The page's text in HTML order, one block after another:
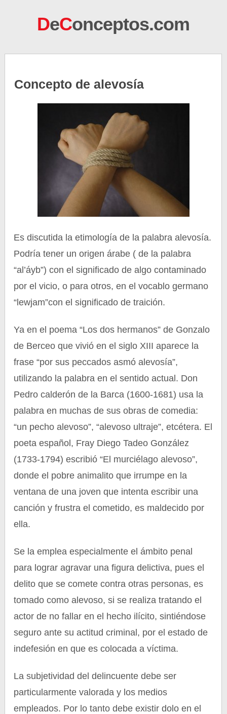
DeConceptos.com
Concepto de alevosía
Es discutida la etimología de la palabra alevosía.
Podría tener un origen árabe ( de la palabra
“al’áyb”) con el significado de algo contaminado
por el vicio, o para otros, en el vocablo germano
“lewjam”con el significado de traición.
Ya en el poema “Los dos hermanos” de Gonzalo
de Berceo que vivió en el siglo XIII aparece la
frase “por sus peccados asmó alevosía”,
utilizando la palabra en el sentido actual. Don
Pedro calderón de la Barca (1600-1681) usa la
palabra en muchas de sus obras de comedia:
“un pecho alevoso”, “alevoso ultraje”, etcétera. El
poeta español, Fray Diego Tadeo González
(1733-1794) escribió “El murciélago alevoso”,
donde el pobre animalito que irrumpe en la
ventana de una joven que intenta escribir una
canción y frustra el cometido, es maldecido por
ella.
Se la emplea especialmente el ámbito penal
para lograr agravar una figura delictiva, pues el
delito que se comete contra otras personas, es
tomado como alevoso, si se realiza tratando el
actor de no fallar en el hecho ilícito, sintiéndose
seguro ante su actitud criminal, por el estado de
indefesión en que es colocada a víctima.
La subjetividad del delincuente debe ser
particularmente valorada y los medios
empleados. Por lo tanto debe existir dolo en el